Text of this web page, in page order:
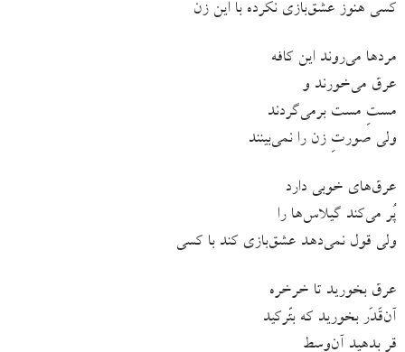
کسی هنوز عشق‌بازی نکرده با این زن
مردها می‌‌روند این کافه
عرق می‌خورند و
مستِ مست برمی‌گردند
ولی صورتِ زن را نمی‌بینند
عرق‌های خوبی دارد
پُر می‌کند گیلاس‌ها را
ولی قول نمی‌دهد عشق‌بازی کند با کسی
عرق بخورید تا خرخره
آن‌قَدَر بخورید که بتّرکید
قر بدهید آن‌وسط